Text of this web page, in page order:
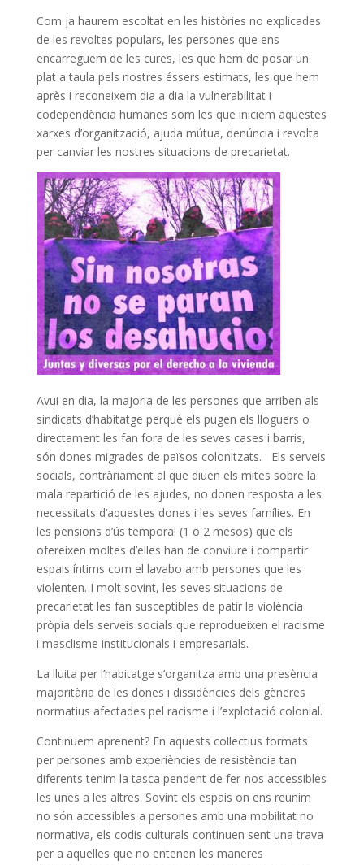
Com ja haurem escoltat en les històries no explicades
de les revoltes populars, les persones que ens
encarreguem de les cures, les que hem de posar un
plat a taula pels nostres éssers estimats, les que hem
après i reconeixem dia a dia la vulnerabilitat i
codependència humanes som les que iniciem aquestes
xarxes d’organització, ajuda mútua, denúncia i revolta
per canviar les nostres situacions de precarietat.
Avui en dia, la majoria de les persones que arriben als
sindicats d’habitatge perquè els pugen els lloguers o
directament les fan fora de les seves cases i barris,
són dones migrades de països colonitzats. Els serveis
socials, contràriament al que diuen els mites sobre la
mala repartició de les ajudes, no donen resposta a les
necessitats d’aquestes dones i les seves famílies. En
les pensions d’ús temporal (1 o 2 mesos) que els
ofereixen moltes d’elles han de conviure i compartir
espais íntims com el lavabo amb persones que les
violenten. I molt sovint, les seves situacions de
precarietat les fan susceptibles de patir la violència
pròpia dels serveis socials que reprodueixen el racisme
i masclisme institucionals i empresarials.
La lluita per l’habitatge s’organitza amb una presència
majoritària de les dones i dissidències dels gèneres
normatius afectades pel racisme i l’explotació colonial.
Continuem aprenent? En aquests col·lectius formats
per persones amb experiències de resistència tan
diferents tenim la tasca pendent de fer-nos accessibles
les unes a les altres. Sovint els espais on ens reunim
no són accessibles a persones amb una mobilitat no
normativa, els codis culturals continuen sent una trava
per a aquelles que no entenen les maneres